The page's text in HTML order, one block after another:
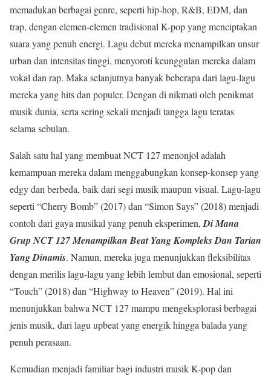
memadukan berbagai genre, seperti hip-hop, R&B, EDM, dan
trap, dengan elemen-elemen tradisional K-pop yang menciptakan
suara yang penuh energi. Lagu debut mereka menampilkan unsur
urban dan intensitas tinggi, menyoroti keunggulan mereka dalam
vokal dan rap. Maka selanjutnya banyak beberapa dari lagu-lagu
mereka yang hits dan populer. Dengan di nikmati oleh penikmat
musik dunia, serta sering sekali menjadi tangga lagu teratas
selama sebulan.
Salah satu hal yang membuat NCT 127 menonjol adalah
kemampuan mereka dalam menggabungkan konsep-konsep yang
edgy dan berbeda, baik dari segi musik maupun visual. Lagu-lagu
seperti “Cherry Bomb” (2017) dan “Simon Says” (2018) menjadi
contoh dari gaya musikal yang penuh eksperimen,Di Mana
Grup NCT 127 Menampilkan Beat Yang Kompleks Dan Tarian
Yang Dinamis. Namun, mereka juga menunjukkan fleksibilitas
dengan merilis lagu-lagu yang lebih lembut dan emosional, seperti
“Touch” (2018) dan “Highway to Heaven” (2019). Hal ini
menunjukkan bahwa NCT 127 mampu mengeksplorasi berbagai
jenis musik, dari lagu upbeat yang energik hingga balada yang
penuh perasaan.
Kemudian menjadi familiar bagi industri musik K-pop dan